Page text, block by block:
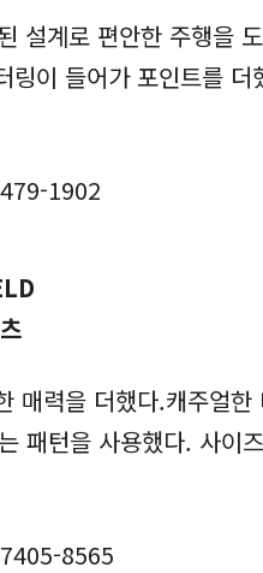
설계로 편안한 주행을
링이 들어가 포인트를 더
1902
매력을 더했다.캐주얼
패턴을 사용했다. 사이
8565